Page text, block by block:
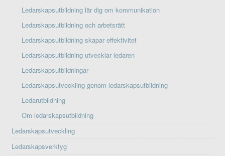
Ledarskapsutbildning lär dig om kommunikation
Ledarskapsutbildning och arbetsrätt
Ledarskapsutbildning skapar effektivitet
Ledarskapsutbildning utvecklar ledaren
Ledarskapsutbildningar
Ledarskapsutveckling genom ledarskapsutbildning
Ledarutbildning
Om ledarskapsutbildning
Ledarskapsutveckling
Ledarskapsverktyg